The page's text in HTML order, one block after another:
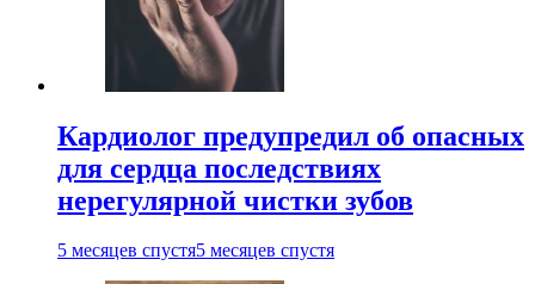
Кардиолог предупредил об опасных
для сердца последствиях
нерегулярной чистки зубов
5 месяцев спустя5 месяцев спустя